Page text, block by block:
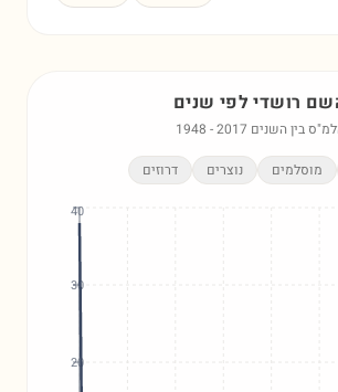
רושדילפי שנים
בין השנים 1948 -2017
מוסלמים נוצרים דרוזים
20
30
40